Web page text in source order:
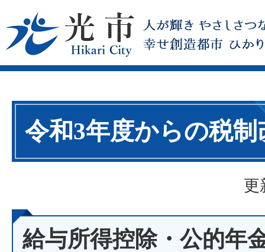
令和3年度からの税制
更
給与所得控除・公的年